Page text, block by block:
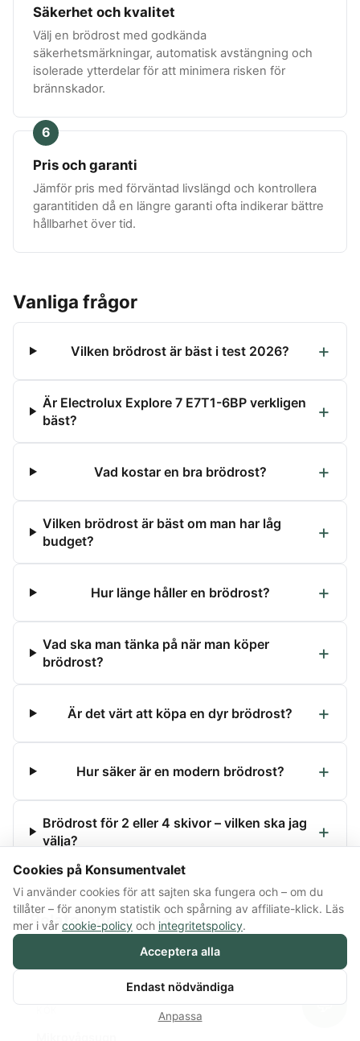
Säkerhet och kvalitet
Välj en brödrost med godkända
säkerhetsmärkningar, automatisk avstängning och
isolerade ytterdelar för att minimera risken för
brännskador.
6
Pris och garanti
Jämför pris med förväntad livslängd och kontrollera
garantitiden då en längre garanti ofta indikerar bättre
hållbarhet över tid.
Vanliga frågor
Vilken brödrost är bäst i test 2026?
Är Electrolux Explore 7 E7T1-6BP verkligen
bäst?
Vad kostar en bra brödrost?
Vilken brödrost är bäst om man har låg
budget?
Hur länge håller en brödrost?
Vad ska man tänka på när man köper
brödrost?
Är det värt att köpa en dyr brödrost?
Hur säker är en modern brödrost?
Brödrost för 2 eller 4 skivor – vilken ska jag
välja?
Relaterade artiklar
KÖK
💬
Cookies på Konsumentvalet
Vi använder cookies för att sajten ska fungera och – om du
tillåter – för anonym statistik och spårning av affiliate-klick. Läs
mer i vår cookie-policy och integritetspolicy.
Acceptera alla
Endast nödvändiga
Anpassa